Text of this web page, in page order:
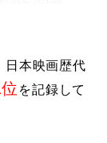
日本映画歴代
を記録して